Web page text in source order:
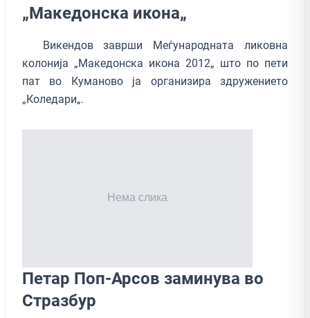
„Македонска икона„
Викендов заврши Меѓународната ликовна
колонија „Македонска икона 2012„ што по пети
пат во Куманово ја организира здружението
„Коледари„.
Петар Поп-Арсов заминува во
Стразбур